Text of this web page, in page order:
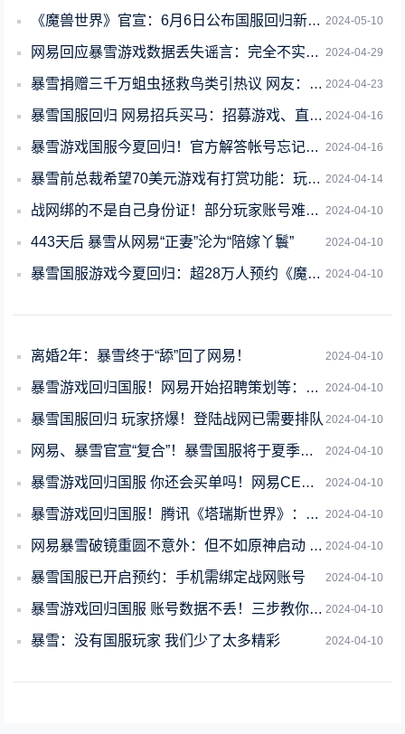
2024-05-10
《魔兽世界》官宣：6月6日公布国服回归新消息
2024-04-29
网易回应暴雪游戏数据丢失谣言：完全不实言论 已启动取证
2024-04-23
暴雪捐赠三千万蛆虫拯救鸟类引热议 网友：好抽象的捐赠
2024-04-16
暴雪国服回归 网易招兵买马：招募游戏、直播运营
2024-04-16
暴雪游戏国服今夏回归！官方解答帐号忘记、登不上关键问题
2024-04-14
暴雪前总裁希望70美元游戏有打赏功能：玩家能给小费
2024-04-10
战网绑的不是自己身份证！部分玩家账号难找回
2024-04-10
443天后 暴雪从网易“正妻”沦为“陪嫁丫鬟”
2024-04-10
暴雪国服游戏今夏回归：超28万人预约《魔兽世界》 你还会玩吗
2024-04-10
离婚2年：暴雪终于“舔”回了网易！
2024-04-10
暴雪游戏回归国服！网易开始招聘策划等：安排有诚意的玩家回归福利
2024-04-10
暴雪国服回归 玩家挤爆！登陆战网已需要排队
2024-04-10
网易、暴雪官宣“复合”！暴雪国服将于夏季回归 网易游戏有望上架Xbox
2024-04-10
暴雪游戏回归国服 你还会买单吗！网易CEO丁磊：开启新合作篇章
2024-04-10
暴雪游戏回归国服！腾讯《塔瑞斯世界》：大哥复婚 破防了
2024-04-10
网易暴雪破镜重圆不意外：但不如原神启动 只因时代变了
2024-04-10
暴雪国服已开启预约：手机需绑定战网账号
2024-04-10
暴雪游戏回归国服 账号数据不丢！三步教你轻松找回
2024-04-10
暴雪：没有国服玩家 我们少了太多精彩